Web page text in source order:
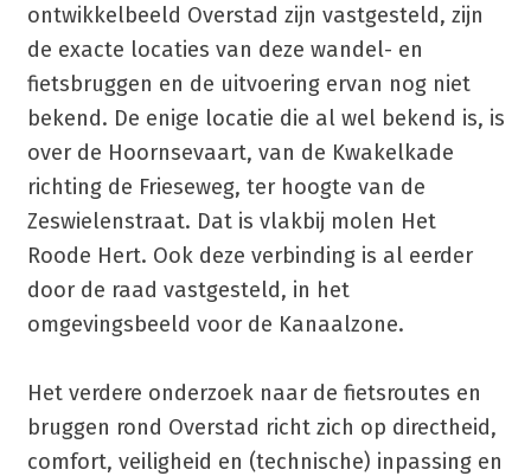
ontwikkelbeeld Overstad zijn vastgesteld, zijn
de exacte locaties van deze wandel- en
fietsbruggen en de uitvoering ervan nog niet
bekend. De enige locatie die al wel bekend is, is
over de Hoornsevaart, van de Kwakelkade
richting de Frieseweg, ter hoogte van de
Zeswielenstraat. Dat is vlakbij molen Het
Roode Hert. Ook deze verbinding is al eerder
door de raad vastgesteld, in het
omgevingsbeeld voor de Kanaalzone.
Het verdere onderzoek naar de fietsroutes en
bruggen rond Overstad richt zich op directheid,
comfort, veiligheid en (technische) inpassing en